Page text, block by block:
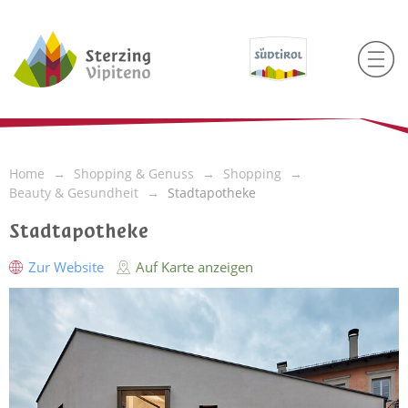
Home Shopping & Genuss
Shopping
Beauty & Gesundheit
Stadtapotheke
Stadtapotheke
Zur Website Auf Karte anzeigen